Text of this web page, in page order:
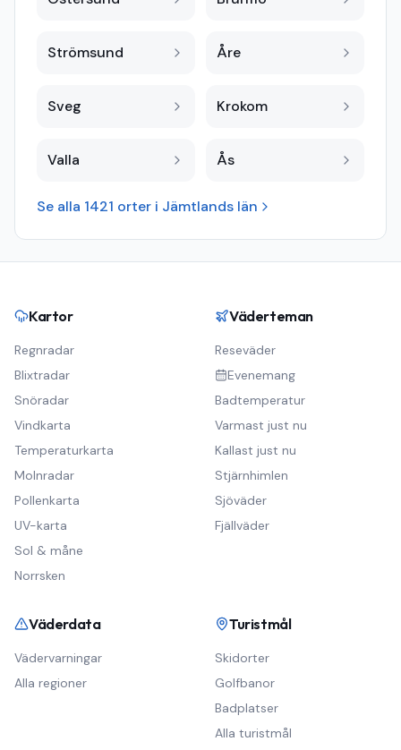
Strömsund Åre
Sveg Krokom
Valla Ås
Se alla 1421 orter i Jämtlands län
Kartor
Regnradar
Blixtradar
Snöradar
Vindkarta
Temperaturkarta
Molnradar
Pollenkarta
UV-karta
Sol & måne
Norrsken
Väderteman
Reseväder
Evenemang
Badtemperatur
Varmast just nu
Kallast just nu
Stjärnhimlen
Sjöväder
Fjällväder
Väderdata
Vädervarningar
Alla regioner
Turistmål
Skidorter
Golfbanor
Badplatser
Alla turistmål